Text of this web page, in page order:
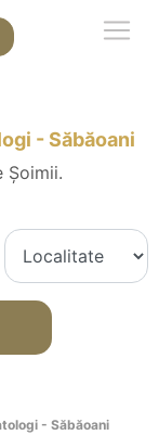
- Săbăoani
Șoimii.
- Săbăoani